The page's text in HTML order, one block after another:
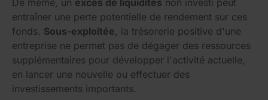
De même, un excès de liquidités non investi peut
entraîner une perte potentielle de rendement sur ces
fonds. Sous-exploitée, la trésorerie positive d'une
entreprise ne permet pas de dégager des ressources
supplémentaires pour développer l'activité actuelle,
en lancer une nouvelle ou effectuer des
investissements importants.